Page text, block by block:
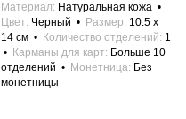
Материал
Натуральная кожа
Цвет Черный Размер 10.5 x
14 см
Количество отделений 1
Карманы для карт
Больше 10
отделений
Монетница Без
монетницы